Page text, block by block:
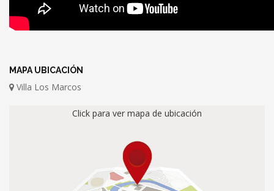
MAPA UBICACIÓN
Villa Los Marcos
Click para ver mapa de ubicación